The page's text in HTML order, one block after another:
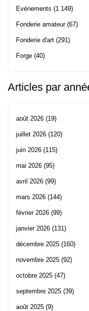
Evènements (1 149)
Fonderie amateur(67)
Fonderie d'art (291)
Forge (40)
Articles par
août 2026 (19)
juillet 2026 (120)
juin 2026 (115)
mai 2026 (95)
avril 2026 (99)
mars 2026 (144)
février 2026 (99)
janvier 2026 (131)
décembre 2025 (160)
novembre 2025 (92)
octobre 2025 (47)
septembre 2025 (39)
août 2025 (9)